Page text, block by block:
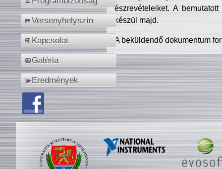
Versenyhelyszín
Kapcsolat
Galéria
Eredmények
észrevételeiket. A
készül majd.
A beküldendő dokumentum